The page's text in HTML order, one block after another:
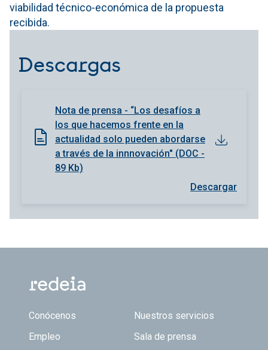
viabilidad técnico-económica de la propuesta
recibida.
Descargas
Nota de prensa - “Los desafíos a
los que hacemos frente en la
actualidad solo pueden abordarse
a través de la innnovación" (DOC -
89 Kb)
Descargar
Footer TOP
Conócenos
Nuestros servicios
Empleo
Sala de prensa